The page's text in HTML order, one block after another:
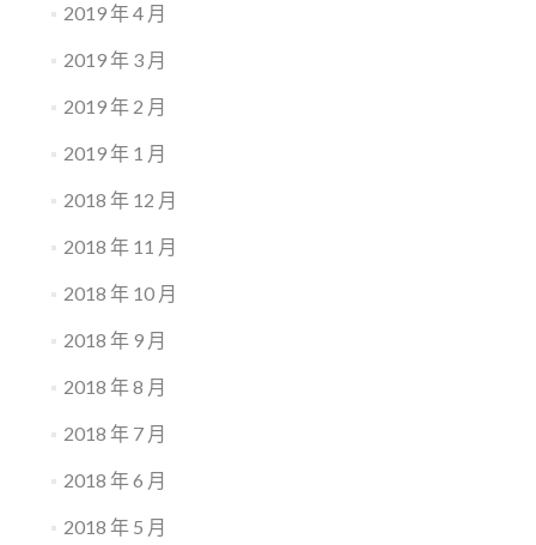
2019 年 4 月
2019 年 3 月
2019 年 2 月
2019 年 1 月
2018 年 12 月
2018 年 11 月
2018 年 10 月
2018 年 9 月
2018 年 8 月
2018 年 7 月
2018 年 6 月
2018 年 5 月